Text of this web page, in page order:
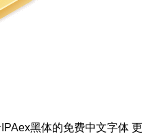
黑体的免费中文字体 更